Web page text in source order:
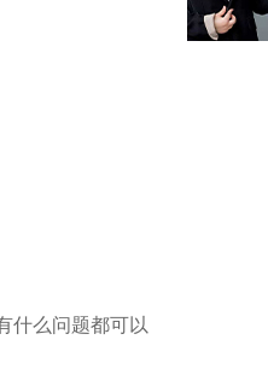
什么问题都可以